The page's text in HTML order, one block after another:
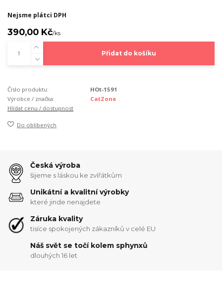
Nejsme plátci DPH
390,00 Kč/ks
Přidat do košíku
Číslo produktu:
HOt-1591
Výrobce / značka:
CatZone
Hlídat cenu / dostupnost
Do oblíbených
Česká výroba
šijeme s láskou ke zvířátkům
Unikátní a kvalitní výrobky
které jinde nenajdete
Záruka kvality
tisíce spokojených zákazníků v celé EU
Náš svět se točí kolem sphynxů
dlouhých 16 let